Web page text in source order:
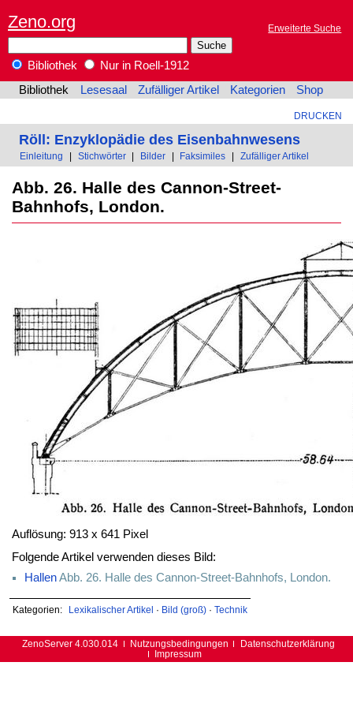
Zeno.org Erweiterte Suche
Bibliothek
Nur in Roell-1912
Bibliothek
Lesesaal Zufälliger Artikel Kategorien Shop
DRUCKEN
Röll: Enzyklopädie des Eisenbahnwesens
Einleitung Stichwörter Bilder Faksimiles Zufälliger Artikel
Abb. 26. Halle des Cannon-Street-
Bahnhofs, London.
Auflösung: 913 x 641 Pixel
Folgende Artikel verwenden dieses Bild:
Hallen Abb. 26. Halle des Cannon-Street-Bahnhofs, London.
Kategorien: Lexikalischer Artikel · Bild (groß)· Technik
ZenoServer 4.030.014 Nutzungsbedingungen
Datenschutzerklärung
Impressum